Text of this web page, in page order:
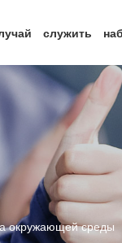
служить
Рудник
окружающей среды